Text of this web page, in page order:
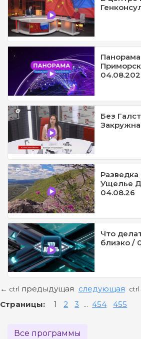
Без
Ущелье
04.08.26
Что
близко /
← ctrl предыдущая следующая ctrl
Страницы: 1 2 3 ... 454 455
Все программы